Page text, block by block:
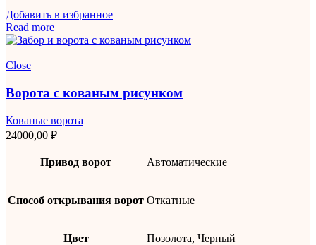
Добавить в избранное
Read more
Close
Ворота с кованым рисунком
Кованые ворота
24000,00 ₽
Привод ворот Автоматические
Способ открывания ворот Откатные
Цвет Позолота, Черный